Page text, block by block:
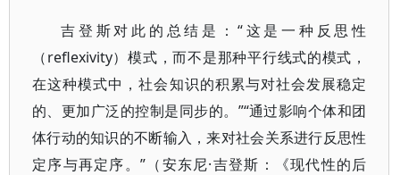
吉登斯对此的总结是：“这是一种反思性
（reflexivity）模式，而不是那种平行线式的模式，
在这种模式中，社会知识的积累与对社会发展稳定
的、更加广泛的控制是同步的。”“通过影响个体和团
体行动的知识的不断输入，来对社会关系进行反思性
定序与再定序。”（安东尼·吉登斯：《现代性的后